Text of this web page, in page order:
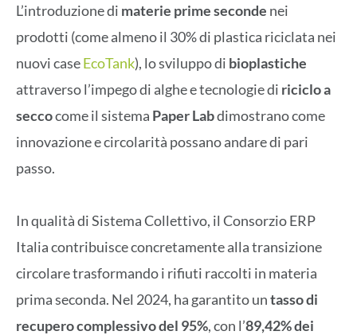
L’introduzione di materie prime seconde nei
prodotti (come almeno il 30% di plastica riciclata nei
nuovi caseEcoTank), lo sviluppo di bioplastiche
attraverso l’impego di alghe e tecnologie di riciclo a
seccocome il sistema Paper Labdimostrano come
innovazione e circolarità possano andare di pari
passo.
In qualità di Sistema Collettivo, il Consorzio ERP
Italia contribuisce concretamente alla transizione
circolare trasformando i rifiuti raccolti in materia
prima seconda. Nel 2024, ha garantito untasso di
recupero complessivo del 95%, con l’89,42% dei